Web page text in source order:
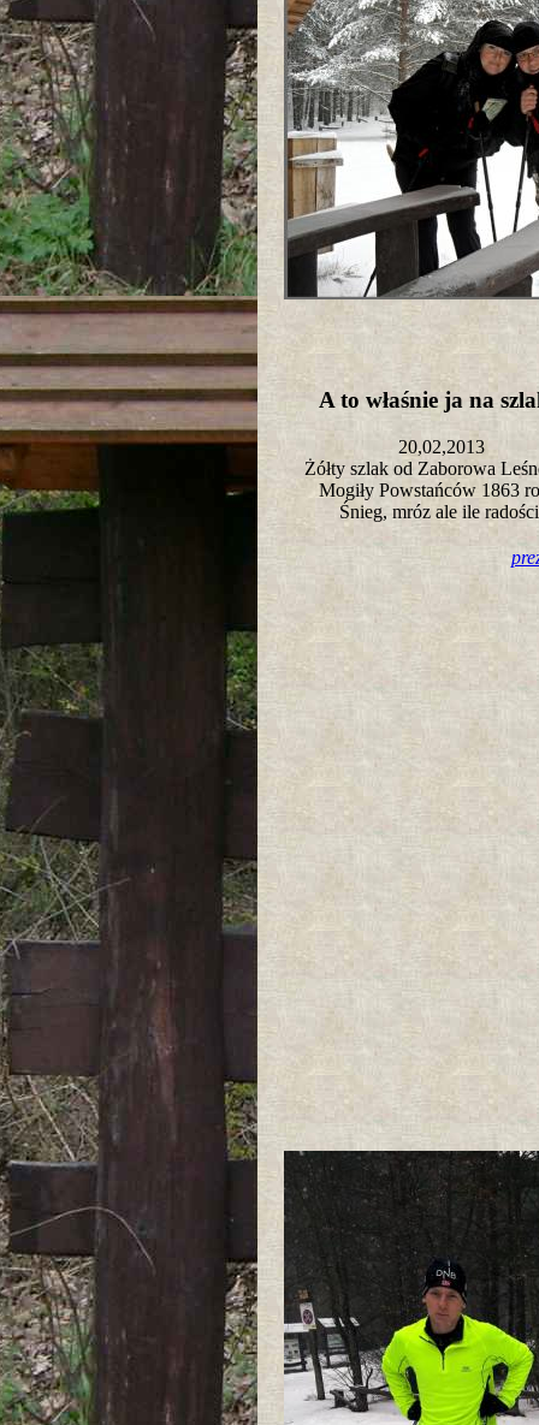
A to właśnie ja na
20,02,2013
Żółty szlak od Zaborowa
Mogiły Powstańców 1863
Śnieg, mróz ale ile